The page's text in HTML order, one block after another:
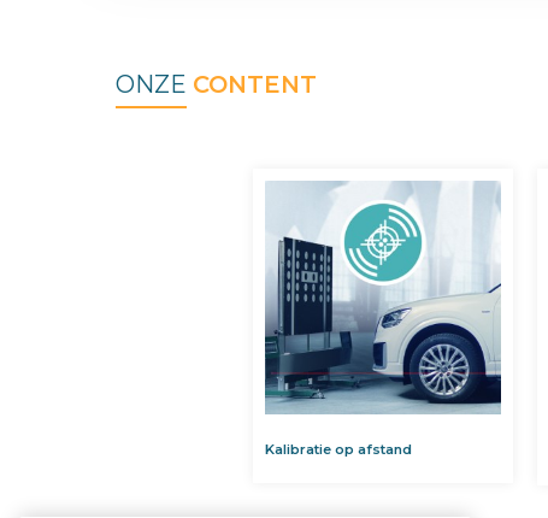
ONZE CONTENT
Kalibratie op afstand